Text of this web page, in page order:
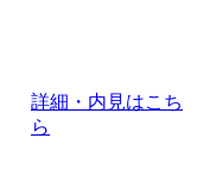
詳細・内見はこち
ら